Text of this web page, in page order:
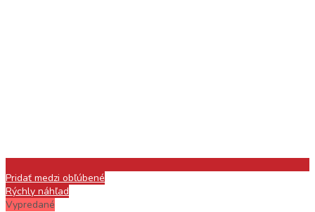
Pridať medzi obľúbené
Rýchly náhľad
Vypredané